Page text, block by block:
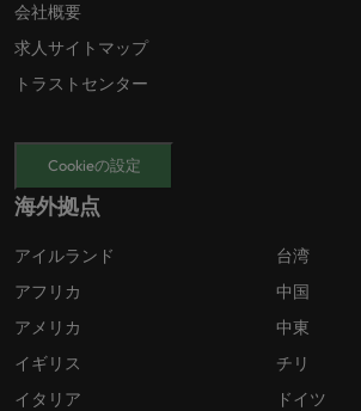
会社概要
求人サイトマップ
トラストセンター
Cookieの設定
海外拠点
アイルランド
アフリカ
アメリカ
イギリス
イタリア
台湾
中国
中東
チリ
ドイツ